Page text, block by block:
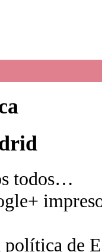
todos…
política de